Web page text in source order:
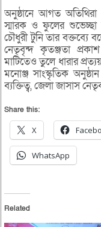
অনুষ্ঠানে আগত অতিথিরা
স্মারক ও ফুলের শুভেচ্ছা
চৌধুরী টুনি তার বক্তব্যে
নেতৃবৃন্দ কৃতঞ্জতা
মাটিতেও তুলে ধারার
মনোঞ্জ সাংস্কৃতিক
ব্যক্তিত্ব, জেলা জাসাস
Share this:
X
WhatsApp
Related